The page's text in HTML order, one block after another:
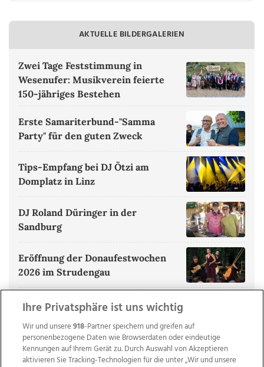
AKTUELLE BILDERGALERIEN
Zwei Tage Feststimmung in
Wesenufer: Musikverein feierte
150-jähriges Bestehen
Erste Samariterbund-"Samma
Party" für den guten Zweck
Tips-Empfang bei DJ Ötzi am
Domplatz in Linz
DJ Roland Düringer in der
Sandburg
Eröffnung der Donaufestwochen
2026 im Strudengau
ALLE BILDERGALERIEN ANZEIGEN
Ihre Privatsphäre ist uns wichtig
Wir und unsere918-Partner speichern und greifen auf
personenbezogene Daten wie Browserdaten oder eindeutige
Kennungen auf Ihrem Gerät zu. Durch Auswahl von Akzeptieren
aktivieren Sie Tracking-Technologien für die unter „Wir und unsere